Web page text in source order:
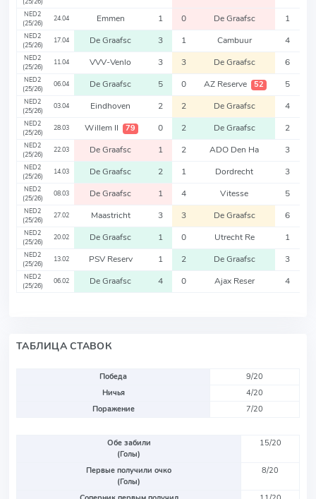
NED2
(25/26)
24.04 Emmen 1 0 De Graafsc 1
NED2
(25/26)
17.04 De Graafsc 3 1 Cambuur 4
NED2
(25/26)
11.04 VVV-Venlo 3 3 De Graafsc 6
NED2
(25/26)
06.04 De Graafsc 5 0 AZ Reserve 52 5
NED2
(25/26)
03.04 Eindhoven 2 2 De Graafsc 4
NED2
(25/26)
28.03 Willem II 79 0 2 De Graafsc 2
NED2
(25/26)
22.03 De Graafsc 1 2 ADO Den Ha 3
NED2
(25/26)
14.03 De Graafsc 2 1 Dordrecht 3
NED2
(25/26)
08.03 De Graafsc 1 4 Vitesse 5
NED2
(25/26)
27.02 Maastricht 3 3 De Graafsc 6
NED2
(25/26)
20.02 De Graafsc 1 0 Utrecht Re 1
NED2
(25/26)
13.02 PSV Reserv 1 2 De Graafsc 3
NED2
(25/26)
06.02 De Graafsc 4 0 Ajax Reser 4
ТАБЛИЦА СТАВОК
Победа
9/20
Ничья
4/20
Поражение
7/20
Обе забили
(Голы)
15/20
Первые получили очко
(Голы)
8/20